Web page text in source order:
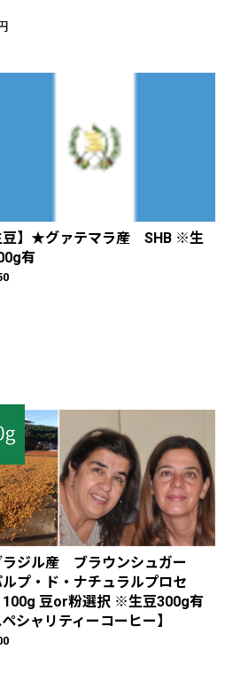
豆】★グァテマラ産 SHB ※生
有
ジル産 ブラウンシュガー
ルプ・ド・ナチュラルプロセ
100g 豆or粉選択 ※生豆300g有
ペシャリティーコーヒー】